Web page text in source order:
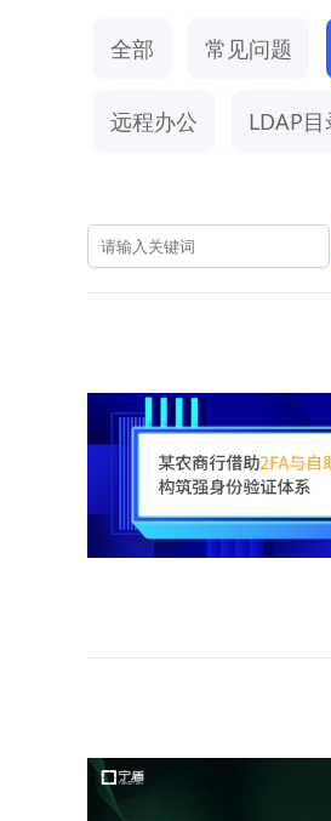
全部 常见问题
远程办公 LDAP